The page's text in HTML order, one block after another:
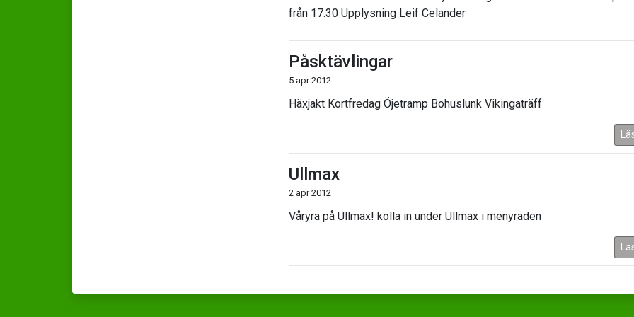
från 17.30 Upplysning Leif Celander
Påsktävlingar
5 apr 2012
Häxjakt Kortfredag Öjetramp Bohuslunk Vikingaträff
Ullmax
2 apr 2012
Våryra på Ullmax! kolla in under Ullmax i menyraden